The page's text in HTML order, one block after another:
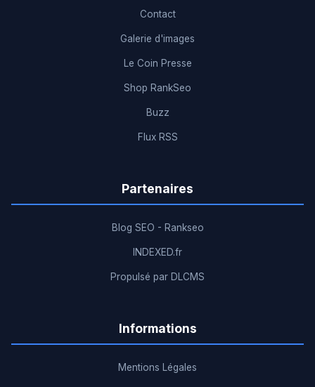
Contact
Galerie d'images
Le Coin Presse
Shop RankSeo
Buzz
Flux RSS
Partenaires
Blog SEO - Rankseo
INDEXED.fr
Propulsé par DLCMS
Informations
Mentions Légales